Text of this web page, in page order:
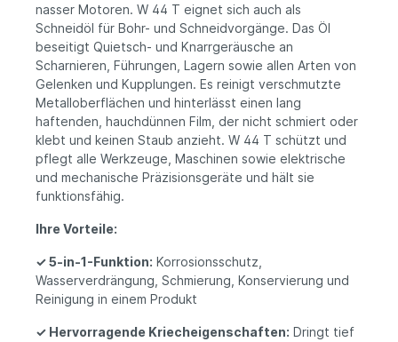
nasser Motoren. W 44 T eignet sich auch als
Schneidöl für Bohr- und Schneidvorgänge. Das Öl
beseitigt Quietsch- und Knarrgeräusche an
Scharnieren, Führungen, Lagern sowie allen Arten von
Gelenken und Kupplungen. Es reinigt verschmutzte
Metalloberflächen und hinterlässt einen lang
haftenden, hauchdünnen Film, der nicht schmiert oder
klebt und keinen Staub anzieht. W 44 T schützt und
pflegt alle Werkzeuge, Maschinen sowie elektrische
und mechanische Präzisionsgeräte und hält sie
funktionsfähig.
Ihre Vorteile:
✓5-in-1-Funktion: Korrosionsschutz,
Wasserverdrängung, Schmierung, Konservierung und
Reinigung in einem Produkt
✓ Hervorragende Kriecheigenschaften: Dringt tief